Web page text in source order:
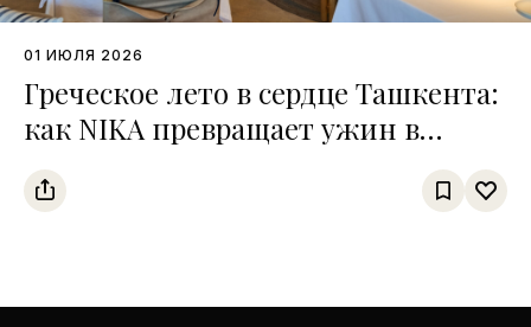
01 ИЮЛЯ 2026
Греческое лето в сердце Ташкента:
как NIKA превращает ужин в
путешествие